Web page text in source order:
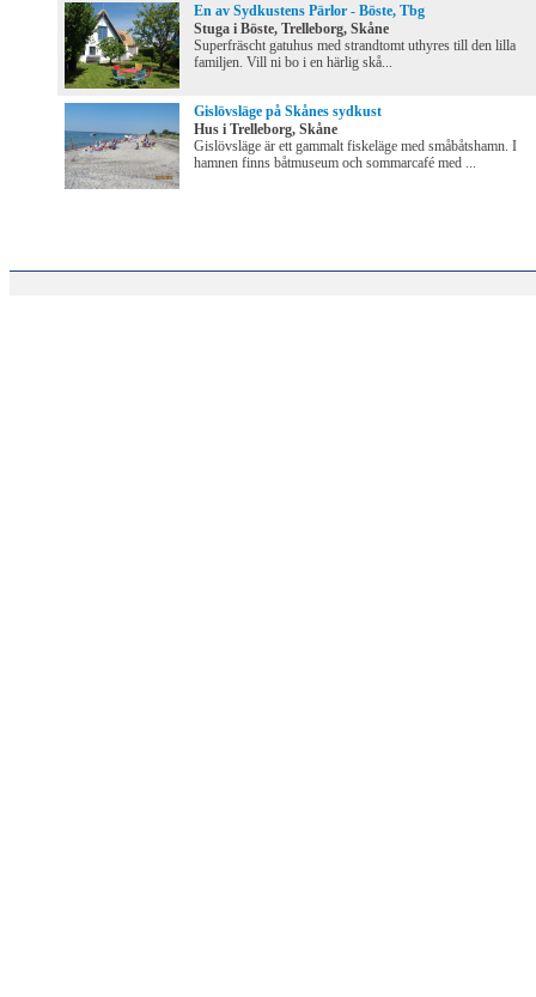
En av Sydkustens Pärlor - Böste, Tbg
Stuga i Böste, Trelleborg, Skåne
Superfräscht gatuhus med strandtomt uthyres till den lilla
familjen. Vill ni bo i en härlig skå...
Gislövsläge på Skånes sydkust
Hus i Trelleborg, Skåne
Gislövsläge är ett gammalt fiskeläge med småbåtshamn. I
hamnen finns båtmuseum och sommarcafé med ...